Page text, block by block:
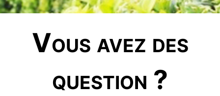
Vous avez des
question ?